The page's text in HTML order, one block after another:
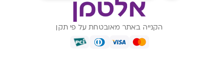
הקנייה באתר מאובטחת על פי תקן